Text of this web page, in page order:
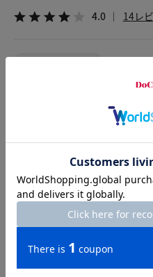
4.0 14レ
2026.03.31
カラー：トープ
サイズ：9号
しっかりとした生地です。
透け感もないので安心して着ら
丈も丁度いい感じで、スカー
すいですね。
袖のレースが、ワンポイント
ます。
春先から夏の盛りまで使える